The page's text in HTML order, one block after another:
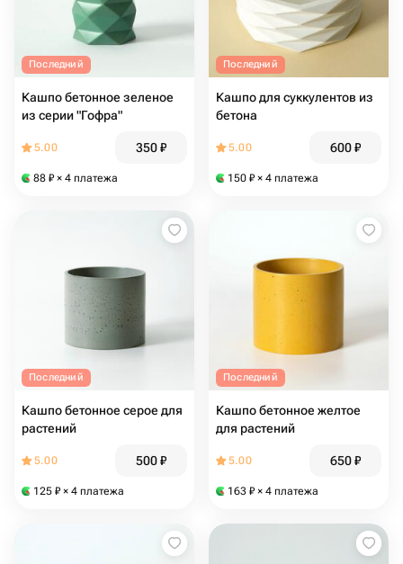
Последний
Кашпо бетонное зеленое
из серии "Гофра"
5.00 350₽
88 ₽ × 4 платежа
Последний
Кашпо для суккулентов из
бетона
5.00 600₽
150 ₽ × 4 платежа
Последний
Кашпо бетонное серое для
растений
5.00 500₽
125 ₽ × 4 платежа
Последний
Кашпо бетонное желтое
для растений
5.00 650₽
163 ₽ × 4 платежа